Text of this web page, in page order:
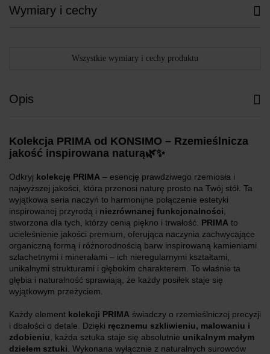
Wymiary i cechy
Wszystkie wymiary i cechy produktu
Opis
Kolekcja PRIMA od KONSIMO – Rzemieślnicza
jakość inspirowana naturą🌿✨
Odkryj kolekcję PRIMA – esencję prawdziwego rzemiosła i
najwyższej jakości, która przenosi naturę prosto na Twój stół. Ta
wyjątkowa seria naczyń to harmonijne połączenie estetyki
inspirowanej przyrodą i niezrównanej funkcjonalności,
stworzona dla tych, którzy cenią piękno i trwałość. PRIMA to
ucieleśnienie jakości premium, oferująca naczynia zachwycające
organiczną formą i różnorodnością barw inspirowaną kamieniami
szlachetnymi i minerałami – ich nieregularnymi kształtami,
unikalnymi strukturami i głębokim charakterem. To właśnie ta
głębia i naturalność sprawiają, że każdy posiłek staje się
wyjątkowym przeżyciem.
Każdy element kolekcji PRIMA świadczy o rzemieślniczej precyzji
i dbałości o detale. Dzięki ręcznemu szkliwieniu, malowaniu i
zdobieniu, każda sztuka staje się absolutnie unikalnym małym
dziełem sztuki. Wykonana wyłącznie z naturalnych surowców